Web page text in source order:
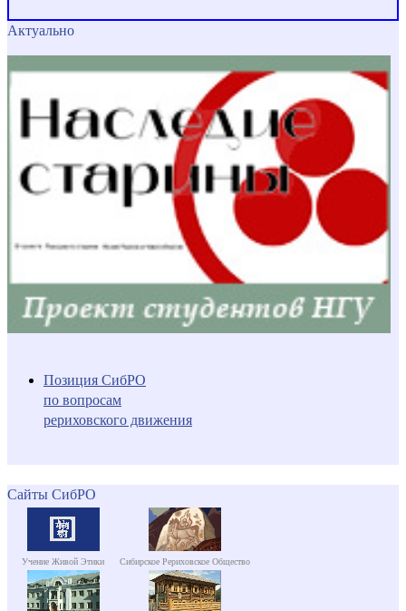
Актуально
Позиция СибРО
по вопросам
рериховского движения
Сайты СибРО
Учение Живой Этики Сибирское Рериховское Общество